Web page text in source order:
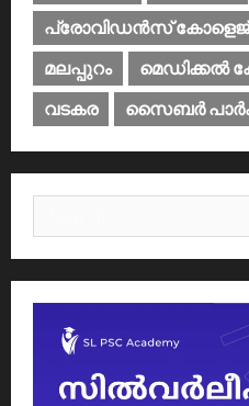
പ്രോവിഡന്‍സ് കോളെജ്‌
മലപ്പുറം
മെഡിക്കൽ
വടകര
സൈബര്‍
for: